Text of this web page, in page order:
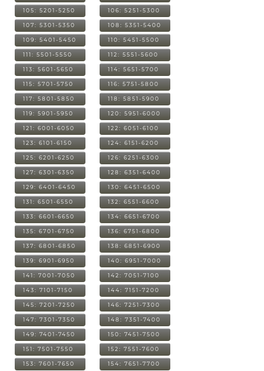
105: 5201-5250 106: 5251-5300
107: 5301-5350 108: 5351-5400
109: 5401-5450 110: 5451-5500
111: 5501-5550 112: 5551-5600
113: 5601-5650 114: 5651-5700
115: 5701-5750 116: 5751-5800
117: 5801-5850 118: 5851-5900
119: 5901-5950 120: 5951-6000
121: 6001-6050 122: 6051-6100
123: 6101-6150 124: 6151-6200
125: 6201-6250 126: 6251-6300
127: 6301-6350 128: 6351-6400
129: 6401-6450 130: 6451-6500
131: 6501-6550 132: 6551-6600
133: 6601-6650 134: 6651-6700
135: 6701-6750 136: 6751-6800
137: 6801-6850 138: 6851-6900
139: 6901-6950 140: 6951-7000
141: 7001-7050 142: 7051-7100
143: 7101-7150 144: 7151-7200
145: 7201-7250 146: 7251-7300
147: 7301-7350 148: 7351-7400
149: 7401-7450 150: 7451-7500
151: 7501-7550 152: 7551-7600
153: 7601-7650 154: 7651-7700